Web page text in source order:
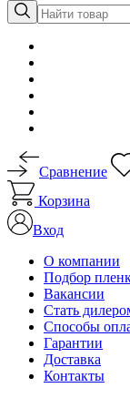
Сравнение
Корзина
Вход
О компании
Подбор
Вакансии
Стать
Способы
Гарантии
Доставка
Контакты